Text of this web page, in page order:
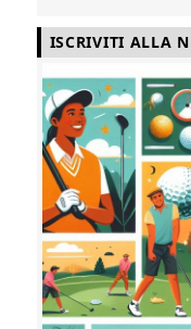
ISCRIVITI ALLA